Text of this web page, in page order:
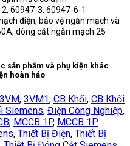
60947-3, 60947-6-1
điện, bảo vệ ngắn mạch và
dòng cắt ngắn mạch 25
sản phẩm và phụ kiện khác
hoàn hảo
3VM, 3VM1, CB Khối, CB Khối
Siemens, Điện Công Nghiệp,
, MCCB 1P, MCCB 1P
, Thiết Bị Điện, Thiết Bị